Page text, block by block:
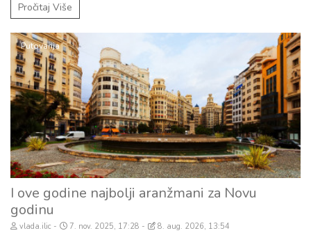
Pročitaj Više
Putovanja
I ove godine najbolji aranžmani za Novu
godinu
vlada.ilic 7. nov. 2025, 17:28 8. aug. 2026, 13:54